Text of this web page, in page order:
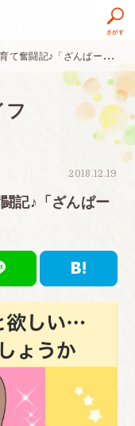
さがす
記♪「ざんぱーい」って何？
フ
2018.12.19
記♪「ざんぱー